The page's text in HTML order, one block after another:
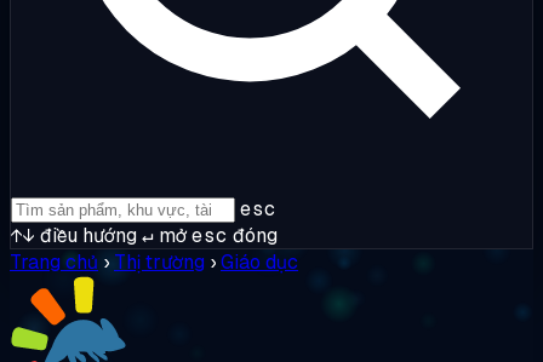
esc
↑↓ điều hướng↵ mởesc đóng
Trang chủ › Thị trường ›Giáo dục